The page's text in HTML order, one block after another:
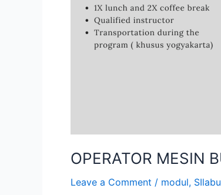
OPERATOR MESIN
Leave a Comment / modul,